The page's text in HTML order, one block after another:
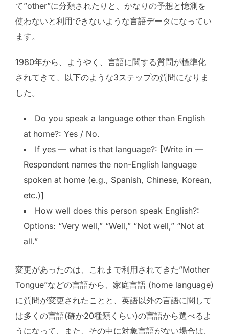
て”other”に分類されたりと、かなりの予想と憶測を
使わないと利用できないような言語データになってい
ます。
1980年から、ようやく、言語に関する質問が標準化
されてきて、以下のような3ステップの質問になりま
した。
Do you speak a language other than English
at home?: Yes / No.
If yes — what is that language?: [Write in —
Respondent names the non-English language
spoken at home (e.g., Spanish, Chinese, Korean,
etc.)]
How well does this person speak English?:
Options: “Very well,” “Well,” “Not well,” “Not at
all.”
変更があったのは、これまで利用されてきた”Mother
Tongue”などの言語から、家庭言語 (home language)
に質問が変更されたことと、英語以外の言語に関して
は多くの言語(確か20種類くらい)の言語から選べるよ
うになって、また、その中に対象言語がない場合は、